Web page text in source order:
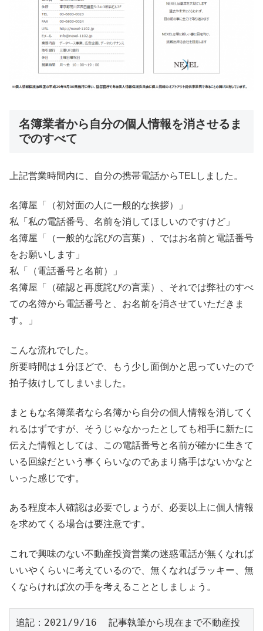
名簿業者から自分の個人情報を消させるま
でのすべて
上記営業時間内に、自分の携帯電話からTELしました。
名簿屋「（初対面の人に一般的な挨拶）」
私「私の電話番号、名前を消してほしいのですけど」
名簿屋「（一般的な詫びの言葉）、ではお名前と電話番号
をお願いします」
私「（電話番号と名前）」
名簿屋「（確認と再度詫びの言葉）、それでは弊社のすべ
ての名簿から電話番号と、お名前を消させていただきま
す。」
こんな流れでした。
所要時間は１分ほどで、もう少し面倒かと思っていたので
拍子抜けしてしまいました。
まともな名簿業者なら名簿から自分の個人情報を消してく
れるはずですが、そうじゃなかったとしても相手に新たに
伝えた情報としては、この電話番号と名前が確かに生きて
いる回線だという事くらいなのであまり痛手はないかなと
いった感じです。
ある程度本人確認は必要でしょうが、必要以上に個人情報
を求めてくる場合は要注意です。
これで興味のない不動産投資営業の迷惑電話が無くなれば
いいやくらいに考えているので、無くなればラッキー、無
くならければ次の手を考えることとしましょう。
追記：2021/9/16  記事執筆から現在まで不動産投